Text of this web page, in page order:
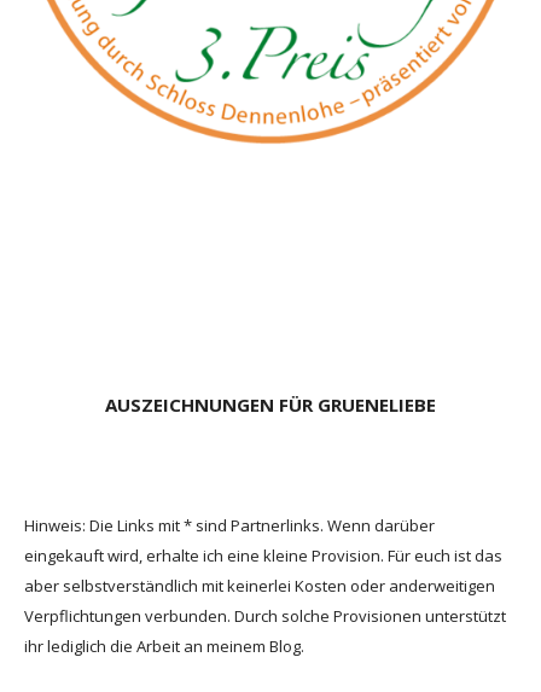
AUSZEICHNUNGEN FÜR GRUENELIEBE
Hinweis: Die Links mit * sind Partnerlinks. Wenn darüber
eingekauft wird, erhalte ich eine kleine Provision. Für euch ist das
aber selbstverständlich mit keinerlei Kosten oder anderweitigen
Verpflichtungen verbunden. Durch solche Provisionen unterstützt
ihr lediglich die Arbeit an meinem Blog.